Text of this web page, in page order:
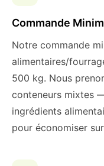
Commande
Notre commande
alimentaires/
500 kg. Nous
conteneurs mixtes
ingrédients
pour économiser